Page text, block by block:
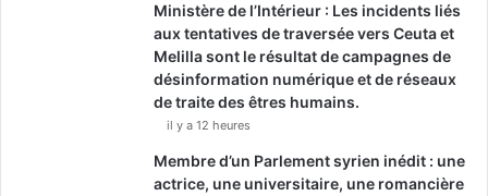
Ministère de l’Intérieur : Les incidents liés
aux tentatives de traversée vers Ceuta et
Melilla sont le résultat de campagnes de
désinformation numérique et de réseaux
de traite des êtres humains.
il y a 12 heures
Membre d’un Parlement syrien inédit : une
actrice, une universitaire, une romancière